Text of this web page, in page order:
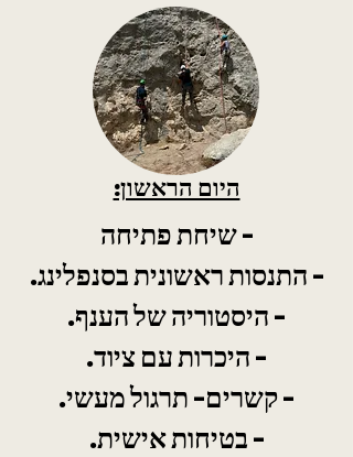
היום הראשון:
- שיחת פתיחה
- התנסות ראשונית בסנפלינג.
- היסטוריה של הענף.
- היכרות עם ציוד.
- קשרים- תרגול מעשי.
- בטיחות אישית.